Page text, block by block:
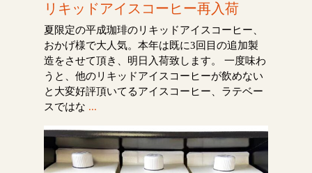
リキッドアイスコーヒー再入荷
夏限定の平成珈琲のリキッドアイスコーヒー、
おかげ様で大人気。本年は既に3回目の追加製
造をさせて頂き、明日入荷致します。 一度味わ
うと、他のリキッドアイスコーヒーが飲めない
と大変好評頂いてるアイスコーヒー、ラテベー
スではな ...